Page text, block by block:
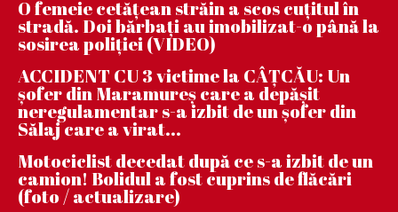
O femeie cetățean străin a scos cuțitul în
stradă. Doi bărbați au imobilizat-o până la
sosirea poliției (VIDEO)
ACCIDENT CU 3 victime la CÂȚCĂU: Un
șofer din Maramureș care a depășit
neregulamentar s-a izbit de un șofer din
Sălaj care a virat...
Motociclist decedat după ce s-a izbit de un
camion! Bolidul a fost cuprins de flăcări
(foto / actualizare)